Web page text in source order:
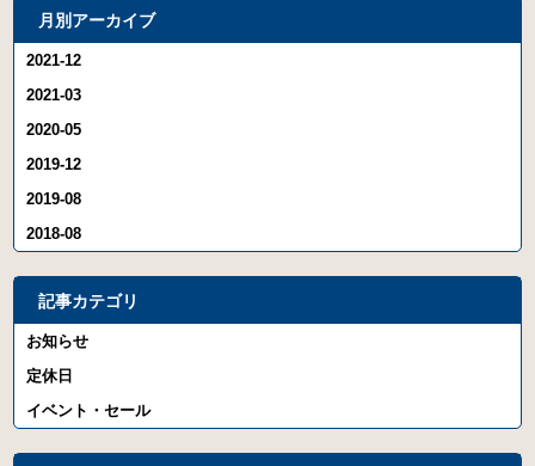
月別アーカイブ
2021-12
2021-03
2020-05
2019-12
2019-08
2018-08
記事カテゴリ
お知らせ
定休日
イベント・セール